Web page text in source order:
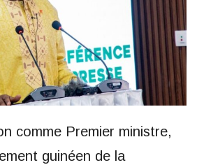
comme Premier ministre,
guinéen de la